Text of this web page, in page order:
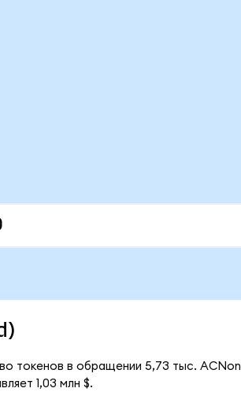
токенов в обращении 5,73 тыс. ACNon
1,03 млн $.